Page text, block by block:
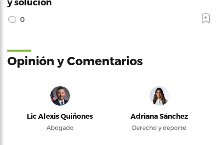
0
Opinión y Comentarios
Lic Alexis Quiñones
Abogado
Adriana Sánchez
Derecho y deporte